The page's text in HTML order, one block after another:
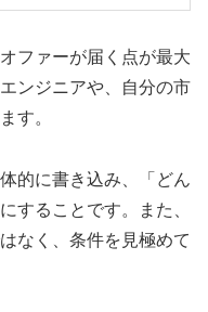
ファーが届く点が最大
ンジニアや、自分の市
す。
的に書き込み、「どん
することです。また、
なく、条件を見極めて